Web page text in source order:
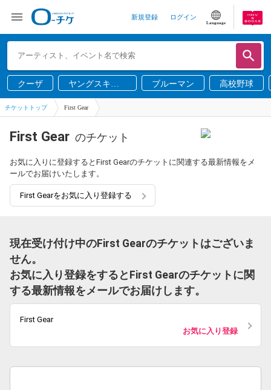
新規登録 ログイン
Language
クーザ
ヤングスキニ
ー
ブルーマン 高校野球
チケットトップ First Gear
First Gear のチケット
お気に入りに登録するとFirst Gearのチケットに関連する最新情報をメ
ールでお届けいたします。
First Gearをお気に入り登録する
現在受け付け中のFirst Gearのチケットはございま
せん。
お気に入り登録をするとFirst Gearのチケットに関
する最新情報をメールでお届けします。
First Gear
お気に入り登録